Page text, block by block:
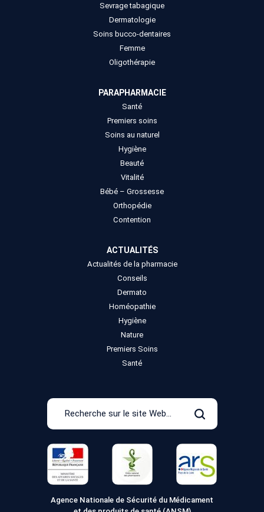
Sevrage tabagique
Dermatologie
Soins bucco-dentaires
Femme
Oligothérapie
PARAPHARMACIE
Santé
Premiers soins
Soins au naturel
Hygiène
Beauté
Vitalité
Bébé – Grossesse
Orthopédie
Contention
ACTUALITÉS
Actualités de la pharmacie
Conseils
Dermato
Homéopathie
Hygiène
Nature
Premiers Soins
Santé
Recherche
le
site
Web
Rechercher
Agence Nationale de Sécurité du Médicament